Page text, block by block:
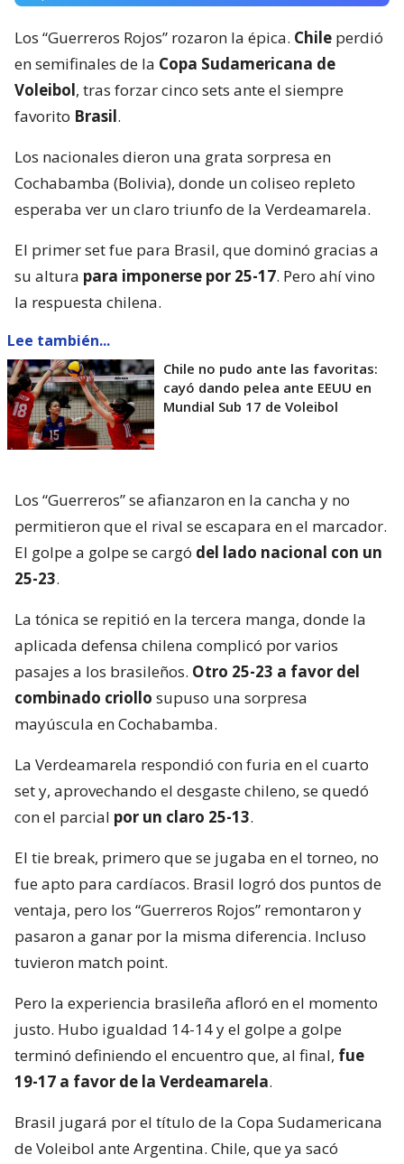
Los “Guerreros Rojos” rozaron la épica. Chile perdió
en semifinales de la Copa Sudamericana de
Voleibol, tras forzar cinco sets ante el siempre
favorito Brasil.
Los nacionales dieron una grata sorpresa en
Cochabamba (Bolivia), donde un coliseo repleto
esperaba ver un claro triunfo de la Verdeamarela.
El primer set fue para Brasil, que dominó gracias a
su altura para imponerse por 25-17. Pero ahí vino
la respuesta chilena.
Lee también...
Chile no pudo ante las favoritas:
cayó dando pelea ante EEUU en
Mundial Sub 17 de Voleibol
Los “Guerreros” se afianzaron en la cancha y no
permitieron que el rival se escapara en el marcador.
El golpe a golpe se cargó del lado nacional con un
25-23.
La tónica se repitió en la tercera manga, donde la
aplicada defensa chilena complicó por varios
pasajes a los brasileños. Otro 25-23 a favor del
combinado criollo supuso una sorpresa
mayúscula en Cochabamba.
La Verdeamarela respondió con furia en el cuarto
set y, aprovechando el desgaste chileno, se quedó
con el parcial por un claro 25-13.
El tie break, primero que se jugaba en el torneo, no
fue apto para cardíacos. Brasil logró dos puntos de
ventaja, pero los “Guerreros Rojos” remontaron y
pasaron a ganar por la misma diferencia. Incluso
tuvieron match point.
Pero la experiencia brasileña afloró en el momento
justo. Hubo igualdad 14-14 y el golpe a golpe
terminó definiendo el encuentro que, al final, fue
19-17 a favor de la Verdeamarela.
Brasil jugará por el título de la Copa Sudamericana
de Voleibol ante Argentina. Chile, que ya sacó